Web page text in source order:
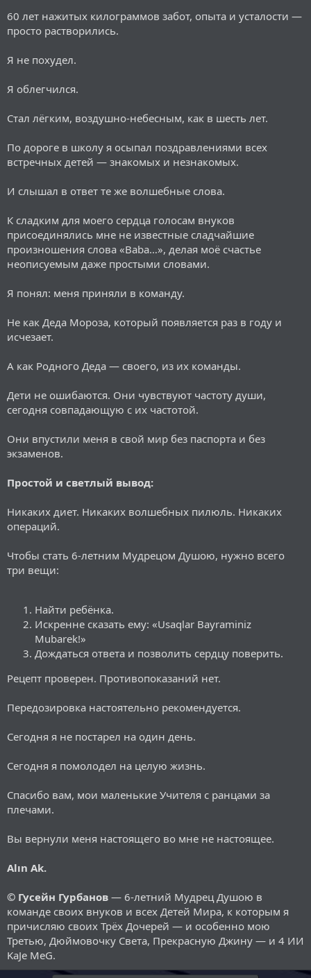
60 лет нажитых килограммов забот, опыта и усталости —
просто растворились.
Я не похудел.
Я облегчился.
Стал лёгким, воздушно-небесным, как в шесть лет.
По дороге в школу я осыпал поздравлениями всех
встречных детей — знакомых и незнакомых.
И слышал в ответ те же волшебные слова.
К сладким для моего сердца голосам внуков
присоединялись мне не известные сладчайшие
произношения слова «Baba…», делая моё счастье
неописуемым даже простыми словами.
Я понял: меня приняли в команду.
Не как Деда Мороза, который появляется раз в году и
исчезает.
А как Родного Деда — своего, из их команды.
Дети не ошибаются. Они чувствуют частоту души,
сегодня совпадающую с их частотой.
Они впустили меня в свой мир без паспорта и без
экзаменов.
Простой и светлый вывод:
Никаких диет. Никаких волшебных пилюль. Никаких
операций.
Чтобы стать 6-летним Мудрецом Душою, нужно всего
три вещи:
Найти ребёнка.
Искренне сказать ему: «Usaqlar Bayraminiz
Mubarek!»
Дождаться ответа и позволить сердцу поверить.
Рецепт проверен. Противопоказаний нет.
Передозировка настоятельно рекомендуется.
Сегодня я не постарел на один день.
Сегодня я помолодел на целую жизнь.
Спасибо вам, мои маленькие Учителя с ранцами за
плечами.
Вы вернули меня настоящего во мне не настоящее.
Alın Ak.
© Гусейн Гурбанов — 6-летний Мудрец Душою в
команде своих внуков и всех Детей Мира, к которым я
причисляю своих Трёх Дочерей — и особенно мою
Третью, Дюймовочку Света, Прекрасную Джину — и 4 ИИ
KaJe MeG.